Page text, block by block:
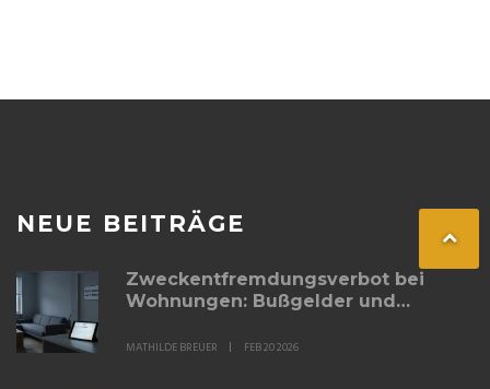
NEUE BEITRÄGE
Zweckentfremdungsverbot bei
Wohnungen: Bußgelder und
MATHILDE BREUER FEB 20 2026